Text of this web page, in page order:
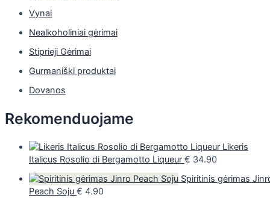
Vynai
Nealkoholiniai gėrimai
Stiprieji Gėrimai
Gurmaniški produktai
Dovanos
Rekomenduojame
Likeris
Italicus Rosolio di Bergamotto Liqueur € 34.90
Spiritinis gėrimas
Peach Soju € 4.90